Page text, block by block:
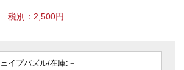
税別：2,500円